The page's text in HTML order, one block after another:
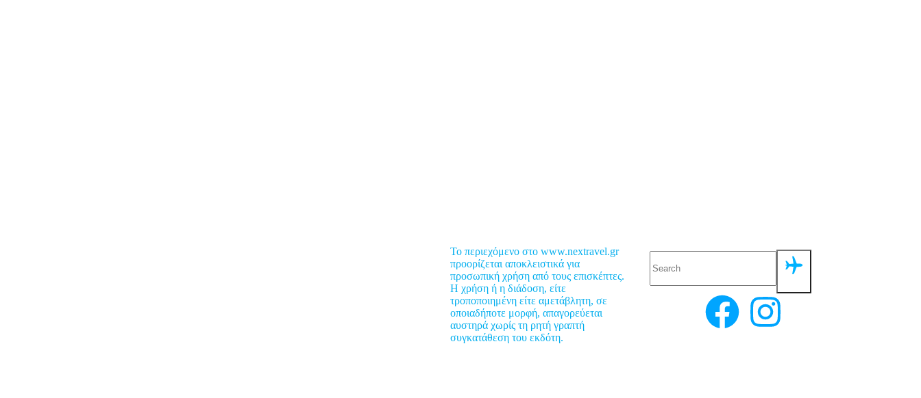
Το περιεχόμενο στο www.nextravel.gr
προορίζεται αποκλειστικά για
προσωπική χρήση από τους επισκέπτες.
Η χρήση ή η διάδοση, είτε
τροποποιημένη είτε αμετάβλητη, σε
οποιαδήποτε μορφή, απαγορεύεται
αυστηρά χωρίς τη ρητή γραπτή
συγκατάθεση του εκδότη.